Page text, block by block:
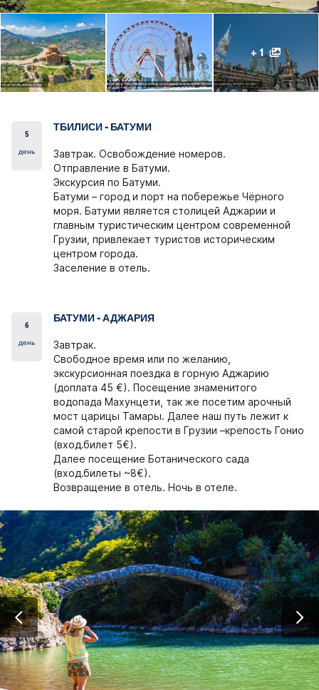
+ 1
5
день
ТБИЛИСИ - БАТУМИ
Завтрак. Освобождение номеров.
Отправление в Батуми.
Экскурсия по Батуми.
Батуми – город и порт на побережье Чёрного
моря. Батуми является столицей Аджарии и
главным туристическим центром современной
Грузии, привлекает туристов историческим
центром города.
Заселение в отель.
6
день
БАТУМИ - АДЖАРИЯ
Завтрак.
Свободное время или по желанию,
экскурсионная поездка в горную Аджарию
(доплата 45 €). Посещение знаменитого
водопада Махунцети, так же посетим арочный
мост царицы Тамары. Далее наш путь лежит к
самой старой крепости в Грузии –крепость Гонио
(вход.билет 5€).
Далее посещение Ботанического сада
(вход.билеты ~8€).
Возвращение в отель. Ночь в отеле.